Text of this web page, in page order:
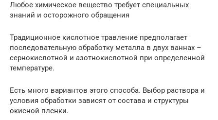
Любое химическое вещество требует специальных
знаний и осторожного обращения
Традиционное кислотное травление предполагает
последовательную обработку металла в двух ваннах –
сернокислотной и азотнокислотной при определенной
температуре.
Есть много вариантов этого способа. Выбор раствора и
условия обработки зависят от состава и структуры
окисной пленки.